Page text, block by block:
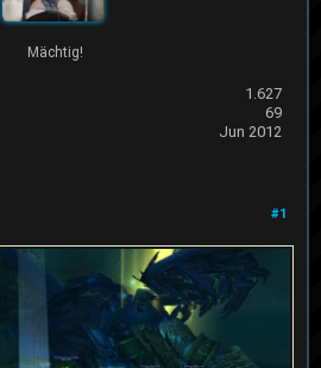
Mächtig!
1.627
69
Jun 2012
#1